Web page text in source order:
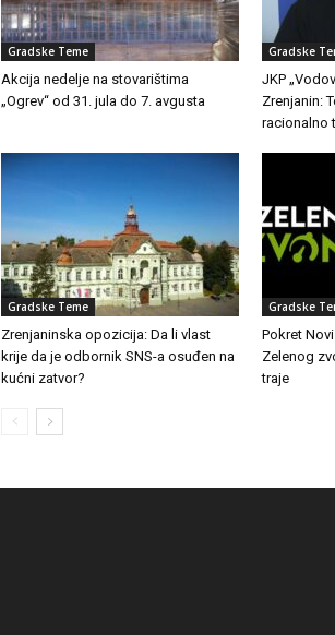
Gradske Teme
Akcija nedelje na stovarištima
„Ogrev“ od 31. jula do 7. avgusta
Gradske
JKP
Zrenjanin:
racionalno
Gradske Teme
Zrenjaninska opozicija: Da li vlast
krije da je odbornik SNS-a osuđen na
kućni zatvor?
Gradske
Pokret
Zelenog
traje